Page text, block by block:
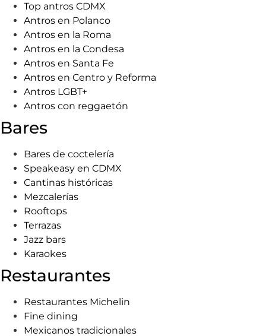
Top antros CDMX
Antros en Polanco
Antros en la Roma
Antros en la Condesa
Antros en Santa Fe
Antros en Centro y Reforma
Antros LGBT+
Antros con reggaetón
Bares
Bares de coctelería
Speakeasy en CDMX
Cantinas históricas
Mezcalerías
Rooftops
Terrazas
Jazz bars
Karaokes
Restaurantes
Restaurantes Michelin
Fine dining
Mexicanos tradicionales